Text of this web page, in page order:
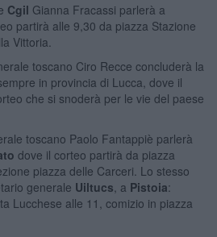
Cgil Gianna Fracassi parlerà a
partirà alle 9,30 da piazza Stazione
Vittoria.
toscano Ciro Recce concluderà la
sempre in provincia di Lucca, dove il
che si snoderà per le vie del paese
toscano Paolo Fantappiè parlerà
dove il corteo partirà da piazza
piazza delle Carceri. Lo stesso
generale Uiltucs , a Pistoia:
Lucchese alle 11, comizio in piazza